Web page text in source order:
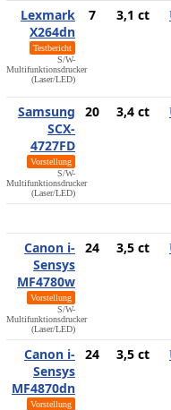
Lexmark
X264dn
Testbericht
S/W-
Multifunktionsdrucker
(Laser/LED)
7 3,1 ct
Samsung
SCX-
4727FD
Vorstellung
S/W-
Multifunktionsdrucker
(Laser/LED)
20 3,4 ct
Canon i-
Sensys
MF4780w
Vorstellung
S/W-
Multifunktionsdrucker
(Laser/LED)
24 3,5 ct
Canon i-
Sensys
MF4870dn
Vorstellung
24 3,5 ct